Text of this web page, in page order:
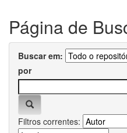
Página de
Buscar em:
por
Filtros correntes: